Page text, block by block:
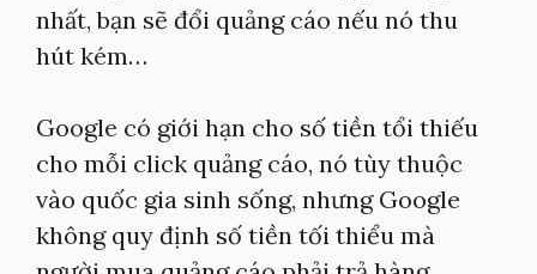
nhất, bạn sẽ đổi quảng cáo nếu nó thu
hút kém…
Google có giới hạn cho số tiền tổi thiếu
cho mỗi click quảng cáo, nó tùy thuộc
vào quốc gia sinh sống, nhưng Google
không quy định số tiền tối thiểu mà